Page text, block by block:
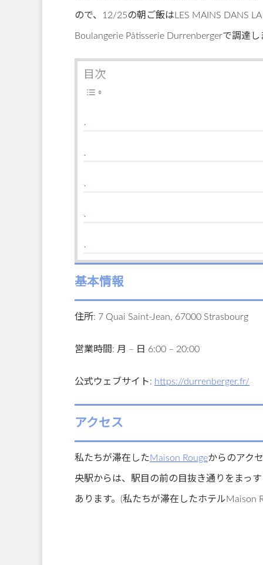
ので、12/25の朝ご飯はLES MAINS DANS
Boulangerie Pâtisserie Durrenbergerで調達し
目次
基本情報
住所: 7 Quai Saint-Jean, 67000 Strasbourg
営業時間: 月 – 日 6:00 – 20:00
公式ウェブサイト: https://durrenberger.fr/
アクセス
私たちが滞在したMaison Rougeからのアク
央駅からは、駅目の前の目抜き通りをまっ
あります。(私たちが滞在したホテルMaison